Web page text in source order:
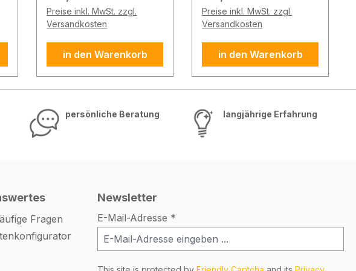
Edelstahl V2A Schutzart:
IP64 geeignet zur
Außenanwendung
Profilhalbzylinder 30/10
Abmessungen (HxBxT):
125 x 75 x 75 mm
Schlüsseltresor
Kompatibilität
Preise inkl. MwSt. zzgl.
Versandkosten
in den Warenkorb
2 Schlüsselhaken
Abmessungen (HxBxT):
110 x 80 x 55 mm
Schlüsseltresor 1x
Befestigungsschraube
HZ
Preise inkl. MwSt. zzgl.
Versandkosten
in den Warenkorb
persönliche Beratung langjährige Erfahrung
Fragen
Newsletter
E-Mail-Adresse *